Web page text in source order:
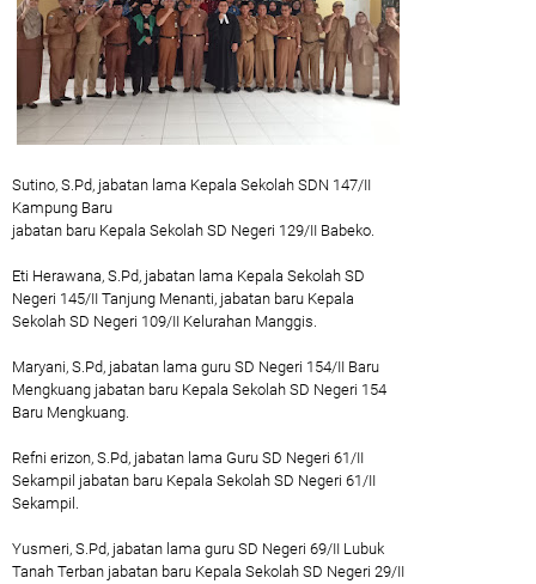
Sutino, S.Pd, jabatan lama Kepala Sekolah SDN 147/II
Kampung Baru
jabatan baru Kepala Sekolah SD Negeri 129/II Babeko.
Eti Herawana, S.Pd, jabatan lama Kepala Sekolah SD
Negeri 145/II Tanjung Menanti, jabatan baru Kepala
Sekolah SD Negeri 109/II Kelurahan Manggis.
Maryani, S.Pd, jabatan lama guru SD Negeri 154/II Baru
Mengkuang jabatan baru Kepala Sekolah SD Negeri 154
Baru Mengkuang.
Refni erizon, S.Pd, jabatan lama Guru SD Negeri 61/II
Sekampil jabatan baru Kepala Sekolah SD Negeri 61/II
Sekampil.
Yusmeri, S.Pd, jabatan lama guru SD Negeri 69/II Lubuk
Tanah Terban jabatan baru Kepala Sekolah SD Negeri 29/II